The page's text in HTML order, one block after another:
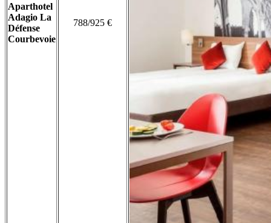
Aparthotel
Adagio La
Défense
Courbevoie
788/925 €